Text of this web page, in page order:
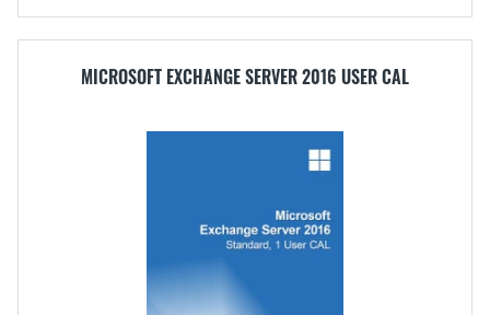
MICROSOFT EXCHANGE SERVER 2016 USER CAL